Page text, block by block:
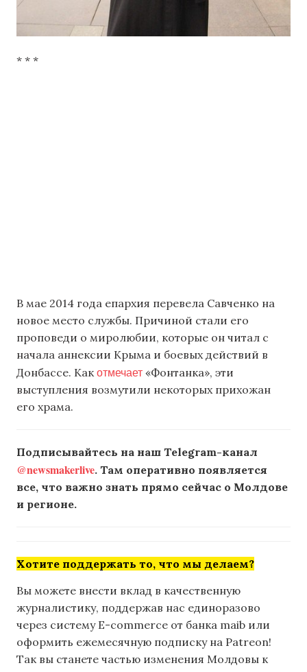
* * *
В мае 2014 года епархия перевела Савченко на
новое место службы. Причиной стали его
проповеди о миролюбии, которые он читал с
начала аннексии Крыма и боевых действий в
Донбассе. Как отмечает «Фонтанка», эти
выступления возмутили некоторых прихожан
его храма.
Подписывайтесь на наш Telegram-канал
@newsmakerlive. Там оперативно появляется
все, что важно знать прямо сейчас о Молдове
и регионе.
Хотите поддержать то, что мы делаем?
Вы можете внести вклад в качественную
журналистику, поддержав нас единоразово
через систему E-commerce от банка maib или
оформить ежемесячную подписку на Patreon!
Так вы станете частью изменения Молдовы к